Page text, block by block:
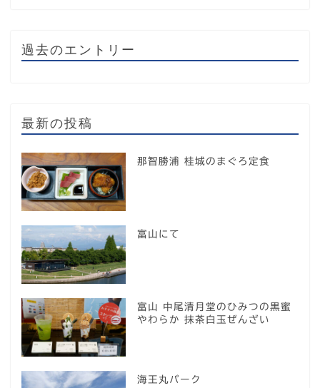
過去のエントリー
最新の投稿
那智勝浦 桂城のまぐろ定食
富山にて
富山 中尾清月堂のひみつの黒蜜
やわらか 抹茶白玉ぜんざい
海王丸パーク